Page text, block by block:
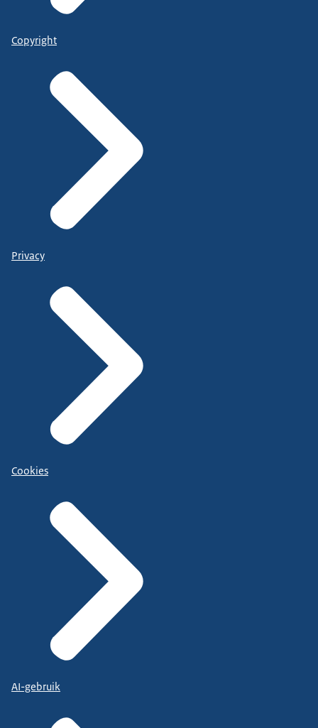
Copyright
Privacy
Cookies
AI-gebruik